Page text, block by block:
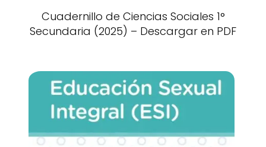
Cuadernillo de Ciencias Sociales 1°
Secundaria (2025) – Descargar en PDF